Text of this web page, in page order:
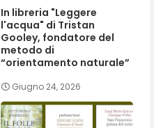
In libreria "Leggere
l'acqua" di Tristan
Gooley, fondatore del
metodo di
“orientamento naturale”
Giugno 24, 2026